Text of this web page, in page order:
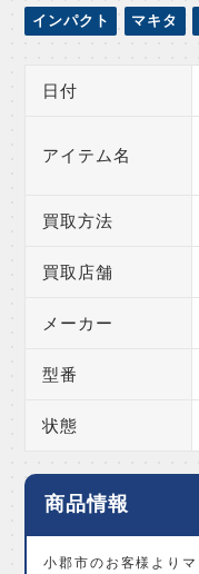
インパクト マキタ
日付
アイテム名
買取方法
買取店舗
メーカー
型番
状態
商品情報
小郡市のお客様より